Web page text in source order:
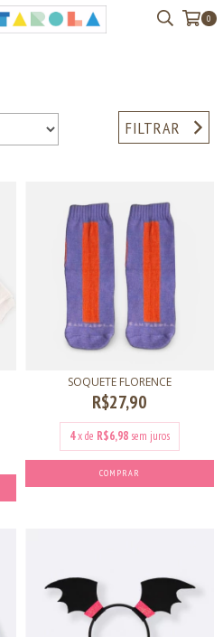
0
FILTRAR
SOQUETE FLORENCE
R$27,90
4x de R$6,98 sem juros
COMPRAR